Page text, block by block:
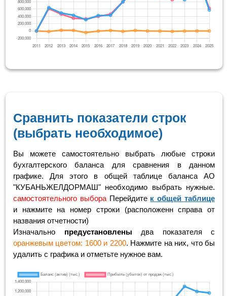
Сравнить показатели строк
(выбрать необходимое)
Вы можете самостоятельно выбрать любые строки
бухгалтерского баланса для сравнения в данном
графике. Для этого в общей таблице баланса АО
"КУБАНЬЖЕЛДОРМАШ" необходимо выбрать нужные.
самостоятельного выбораПерейдите к общей таблице
и нажмите на номер строки (расположенн справа от
названия отчетности)
Изначально предустановлены два показателя с
оранжевым цветом: 1600 и 2200. Нажмите на них, что бы
удалить с графика и отметьте нужное вам.